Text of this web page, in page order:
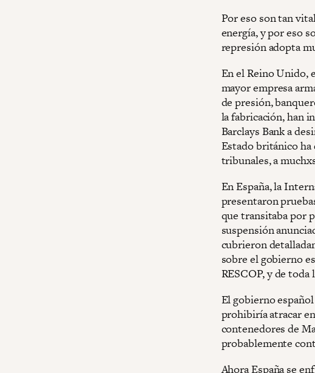
Por eso son tan
energía, y por eso
represión adopta
En el Reino Unido,
mayor empresa
de presión,
la fabricación, han
Barclays Bank a
Estado británico ha
tribunales, a
En España, la
presentaron
que transitaba por
suspensión
cubrieron
sobre el gobierno
RESCOP, y de
El gobierno
prohibiría atracar
contenedores de
probablemente
Ahora España se